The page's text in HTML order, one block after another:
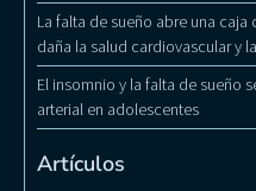
La falta de sueño abre una
daña la salud cardiovascular y
El insomnio y la falta de sueño
arterial en adolescentes
Artículos